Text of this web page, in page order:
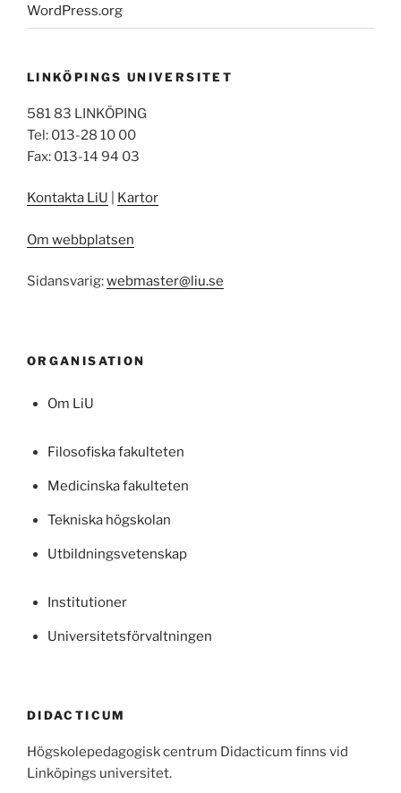
WordPress.org
LINKÖPINGS UNIVERSITET
581 83 LINKÖPING
Tel: 013-28 10 00
Fax: 013-14 94 03
Kontakta LiU Kartor
Om webbplatsen
Sidansvarig:webmaster@liu.se
ORGANISATION
Om LiU
Filosofiska fakulteten
Medicinska fakulteten
Tekniska högskolan
Utbildningsvetenskap
Institutioner
Universitetsförvaltningen
DIDACTICUM
Högskolepedagogisk centrum Didacticum finns vid
Linköpings universitet.